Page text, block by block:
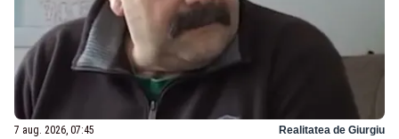
7 aug. 2026, 07:45 Realitatea de Giurgiu